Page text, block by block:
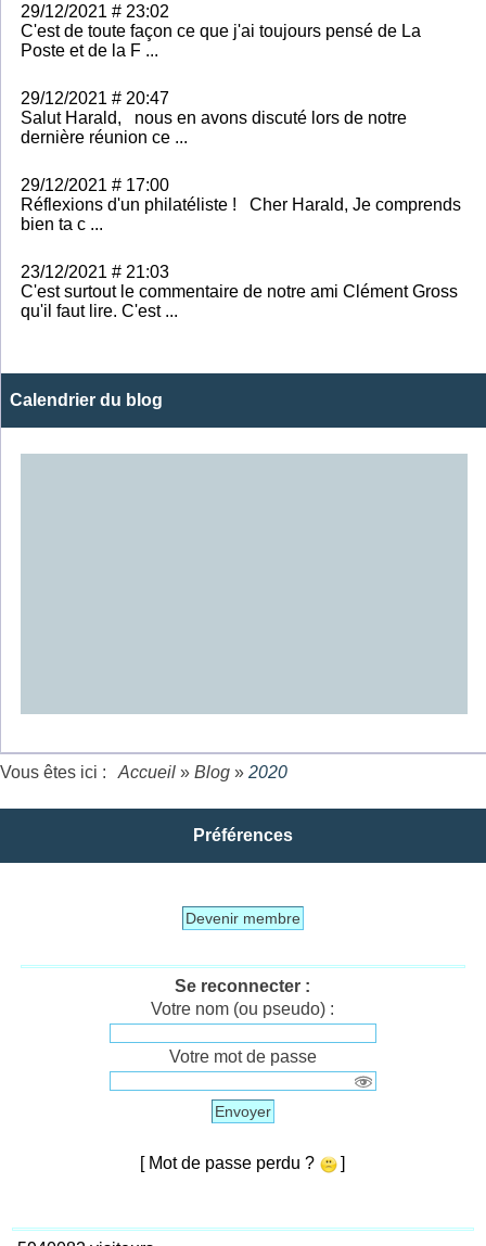
29/12/2021 # 23:02
C'est de toute façon ce que j'ai toujours pensé de La
Poste et de la F ...
29/12/2021 # 20:47
Salut Harald, nous en avons discuté lors de notre
dernière réunion ce ...
29/12/2021 # 17:00
Réflexions d'un philatéliste ! Cher Harald, Je comprends
bien ta c ...
23/12/2021 # 21:03
C'est surtout le commentaire de notre ami Clément Gross
qu'il faut lire. C'est ...
Calendrier du blog
Vous êtes ici : Accueil » Blog » 2020
Préférences
Devenir membre
Se reconnecter :
Votre nom (ou pseudo) :
Votre mot de passe
Envoyer
[ Mot de passe perdu ? ]